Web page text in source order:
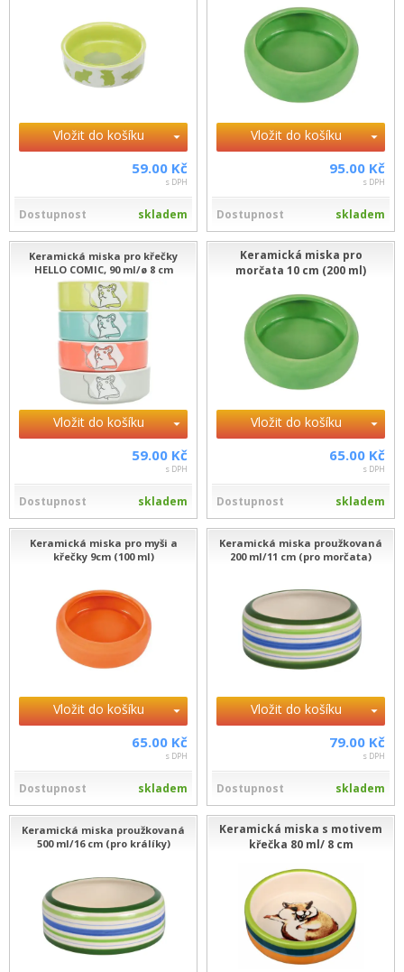
Vložit do košíku
59.00 Kč
s DPH
Dostupnost skladem
Vložit do košíku
95.00 Kč
s DPH
Dostupnost skladem
Keramická miska pro křečky
HELLO COMIC, 90 ml/ø 8 cm
Vložit do košíku
59.00 Kč
s DPH
Dostupnost skladem
Keramická miska pro
morčata 10 cm (200 ml)
Vložit do košíku
65.00 Kč
s DPH
Dostupnost skladem
Keramická miska pro myši a
křečky 9cm (100 ml)
Vložit do košíku
65.00 Kč
s DPH
Dostupnost skladem
Keramická miska proužkovaná
200 ml/11 cm (pro morčata)
Vložit do košíku
79.00 Kč
s DPH
Dostupnost skladem
Keramická miska proužkovaná
500 ml/16 cm (pro králíky)
Keramická miska s motivem
křečka 80 ml/ 8 cm